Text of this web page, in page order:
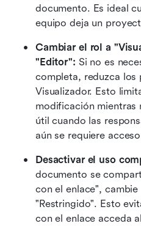
documento. Es ideal
equipo deja un
Cambiar el rol a
"Editor": Si no es
completa, reduzca los
Visualizador. Esto
modificación mientras
útil cuando las
aún se requiere
Desactivar el uso
documento se
con el enlace",
"Restringido". Esto
con el enlace acceda